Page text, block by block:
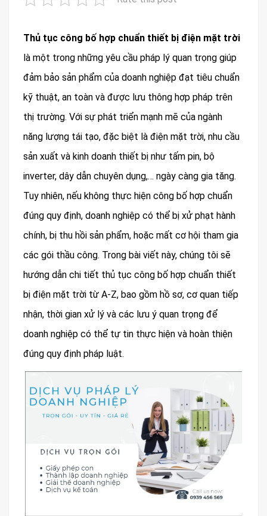
Thủ tục công bố hợp chuẩn thiết bị điện mặt trời
là một trong những yêu cầu pháp lý quan trọng giúp
đảm bảo sản phẩm của doanh nghiệp đạt tiêu chuẩn
kỹ thuật, an toàn và được lưu thông hợp pháp trên
thị trường. Với sự phát triển mạnh mẽ của ngành
năng lượng tái tạo, đặc biệt là điện mặt trời, nhu cầu
sản xuất và kinh doanh thiết bị như tấm pin, bộ
inverter, dây dẫn chuyên dụng,… ngày càng gia tăng.
Tuy nhiên, nếu không thực hiện công bố hợp chuẩn
đúng quy định, doanh nghiệp có thể bị xử phạt hành
chính, bị thu hồi sản phẩm, hoặc mất cơ hội tham gia
các gói thầu công. Trong bài viết này, chúng tôi sẽ
hướng dẫn chi tiết thủ tục công bố hợp chuẩn thiết
bị điện mặt trời từ A-Z, bao gồm hồ sơ, cơ quan tiếp
nhận, thời gian xử lý và các lưu ý quan trọng để
doanh nghiệp có thể tự tin thực hiện và hoàn thiện
đúng quy định pháp luật.